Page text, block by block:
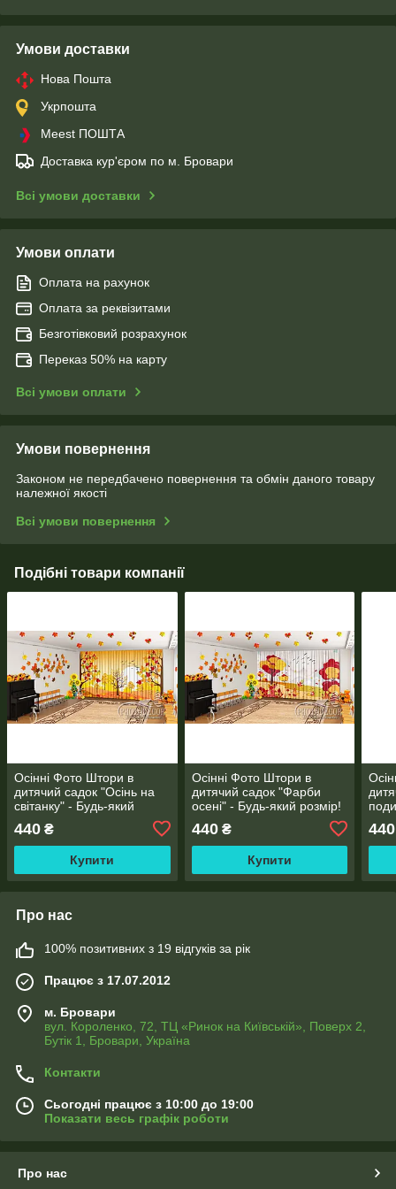
Умови доставки
Нова Пошта
Укрпошта
Meest ПОШТА
Доставка кур'єром по м. Бровари
Всі умови доставки
Умови оплати
Оплата на рахунок
Оплата за реквізитами
Безготівковий розрахунок
Переказ 50% на карту
Всі умови оплати
Умови повернення
Законом не передбачено повернення та обмін даного товару
належної якості
Всі умови повернення
Подібні товари компанії
Осінні Фото Штори в
дитячий садок "Осінь на
світанку" - Будь-який
440 ₴
Купити
Осінні Фото Штори в
дитячий садок "Фарби
осені" - Будь-який розмір!
440₴
Купити
440
Про нас
100% позитивних з 19 відгуків за рік
Працює з 17.07.2012
м. Бровари
вул. Короленко, 72, ТЦ «Ринок на Київській», Поверх 2,
Бутік 1, Бровари, Україна
Контакти
Сьогодні працює з 10:00 до 19:00
Показати весь графік роботи
Про нас